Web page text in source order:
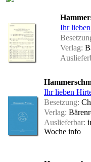
Ihr
Verlag:
Ihr lieben
Besetzung:
Verlag:
Auslieferbar:
Woche info